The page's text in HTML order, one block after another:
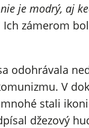
je modrý, aj
Ich zámerom
odohrávala
V
stali
džezový